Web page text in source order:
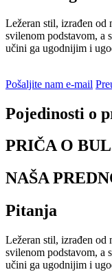
Ležeran stil, izrađen od
svilenom podstavom, a
učini ga ugodnijim i
Pošaljite nam e-mail
Pojedinosti o
PRIČA O
NAŠA
Pitanja
Ležeran stil, izrađen od
svilenom podstavom, a
učini ga ugodnijim i